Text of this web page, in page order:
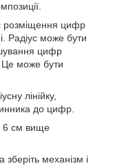
розміщення цифр
Радіус може бути
цифр
Це може бути
лінійку,
до цифр.
6 см вище
зберіть механізм і